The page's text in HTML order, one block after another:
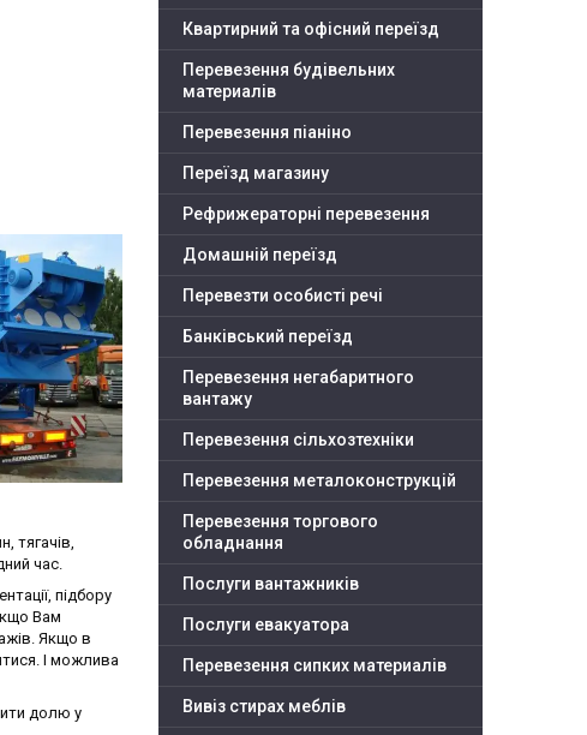
тягачів,
час.
підбору
Вам
Якщо в
І можлива
долю у
Квартирний та офісний переїзд
Перевезення будівельних
материалів
Перевезення піаніно
Переїзд магазину
Рефрижераторні перевезення
Домашній переїзд
Перевезти особисті речі
Банківський переїзд
Перевезення негабаритного
вантажу
Перевезення сільхозтехніки
Перевезення металоконструкцій
Перевезення торгового
обладнання
Послуги вантажників
Послуги евакуатора
Перевезення сипких материалів
Вивіз стирах меблів